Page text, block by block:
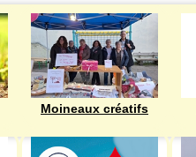
Moineaux créatifs